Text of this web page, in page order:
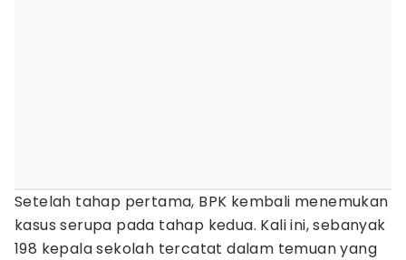
Setelah tahap pertama, BPK kembali menemukan
kasus serupa pada tahap kedua. Kali ini, sebanyak
198 kepala sekolah tercatat dalam temuan yang